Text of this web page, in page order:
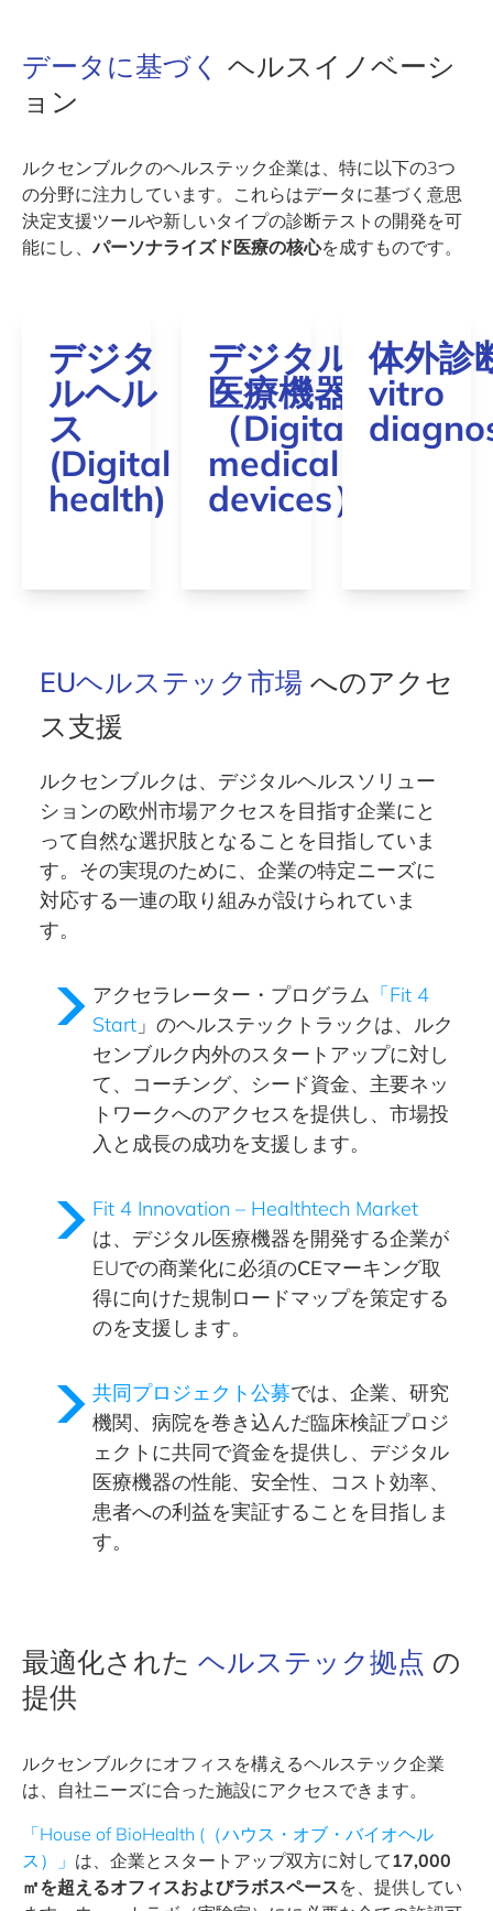
データに基づく ヘルスイノベーシ
ョン
ルクセンブルクのヘルステック企業は、特に以下の3つ
の分野に注力しています。これらはデータに基づく意思
決定支援ツールや新しいタイプの診断テストの開発を可
能にし、パーソナライズド医療の核心を成すものです。
デジタ
ルヘル
ス
(Digital
health)
デジタル
医療機器
（Digital
medical
devices）
体外診
vitro
EUヘルステック市場 へのアクセ
ス支援
ルクセンブルクは、デジタルヘルスソリュー
ションの欧州市場アクセスを目指す企業にと
って自然な選択肢となることを目指していま
す。その実現のために、企業の特定ニーズに
対応する一連の取り組みが設けられていま
す。
アクセラレーター・プログラム 「Fit 4
Start 」のヘルステックトラックは、ルク
センブルク内外のスタートアップに対し
て、コーチング、シード資金、主要ネッ
トワークへのアクセスを提供し、市場投
入と成長の成功を支援します。
Fit 4 Innovation – Healthtech Market
は、デジタル医療機器を開発する企業が
EUでの商業化に必須のCEマーキング取
得に向けた規制ロードマップを策定する
のを支援します。
共同プロジェクト公募では、企業、研究
機関、病院を巻き込んだ臨床検証プロジ
ェクトに共同で資金を提供し、デジタル
医療機器の性能、安全性、コスト効率、
患者への利益を実証することを目指しま
す。
最適化された ヘルステック拠点 の
提供
ルクセンブルクにオフィスを構えるヘルステック企業
は、自社ニーズに合った施設にアクセスできます。
「House of BioHealth (（ハウス・オブ・バイオヘル
ス）」 は、企業とスタートアップ双方に対して17,000
㎡を超えるオフィスおよびラボスペースを、提供してい